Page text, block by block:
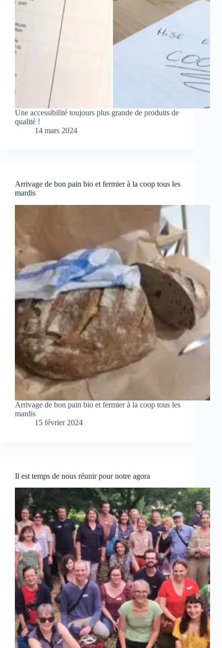
Une accessibilité toujours plus grande de produits de
qualité !
14 mars 2024
Arrivage de bon pain bio et fermier à la coop tous les
mardis
Arrivage de bon pain bio et fermier à la coop tous les
mardis
15 février 2024
Il est temps de nous réunir pour notre agora